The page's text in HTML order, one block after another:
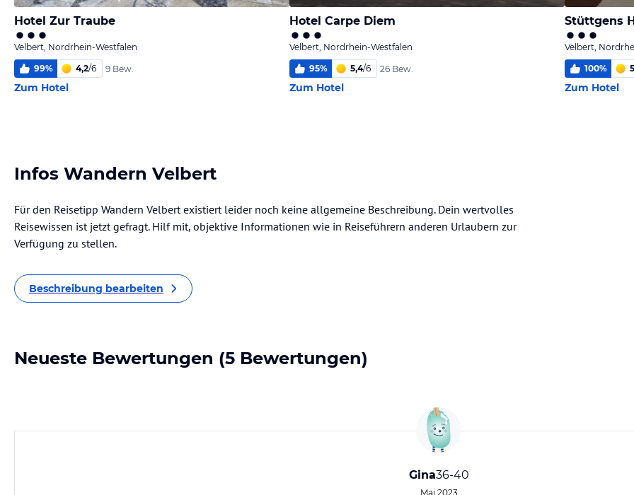
Hotel Zur Traube
Velbert, Nordrhein-Westfalen
99% 4,2/6 9 Bew.
Zum Hotel
Hotel Carpe Diem
Velbert, Nordrhein-Westfalen
95% 5,4/6 26 Bew.
Zum Hotel
Stüttgens
Velbert,
100%
Zum Hotel
Infos Wandern Velbert
Für den Reisetipp Wandern Velbert existiert leider noch keine allgemeine Beschreibung. Dein wertvolles
Reisewissen ist jetzt gefragt. Hilf mit, objektive Informationen wie in Reiseführern anderen Urlaubern zur
Verfügung zu stellen.
Beschreibung bearbeiten
Neueste Bewertungen (5 Bewertungen)
Gina36-40
Mai 2023